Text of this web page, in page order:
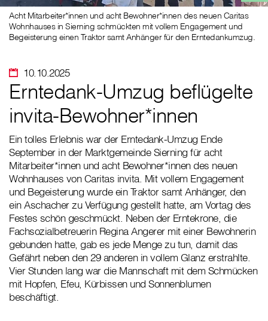
10.10.2025
Acht Mitarbeiter*innen und acht Bewohner*innen des neuen Caritas
Wohnhauses in Sierning schmückten mit vollem Engagement und
Begeisterung einen Traktor samt Anhänger für den Erntedankumzug.
Erntedank-Umzug beflügelte
invita-Bewohner*innen
Ein tolles Erlebnis war der Erntedank-Umzug Ende
September in der Marktgemeinde Sierning für acht
Mitarbeiter*innen und acht Bewohner*innen des neuen
Wohnhauses von Caritas invita. Mit vollem Engagement
und Begeisterung wurde ein Traktor samt Anhänger, den
ein Aschacher zu Verfügung gestellt hatte, am Vortag des
Festes schön geschmückt. Neben der Erntekrone, die
Fachsozialbetreuerin Regina Angerer mit einer Bewohnerin
gebunden hatte, gab es jede Menge zu tun, damit das
Gefährt neben den 29 anderen in vollem Glanz erstrahlte.
Vier Stunden lang war die Mannschaft mit dem Schmücken
mit Hopfen, Efeu, Kürbissen und Sonnenblumen
beschäftigt.